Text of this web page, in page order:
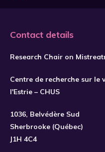
Contact details
Research Chair on
Centre de recherche sur le
l'Estrie – CHUS
1036, Belvédère Sud
Sherbrooke (Québec)
J1H 4C4